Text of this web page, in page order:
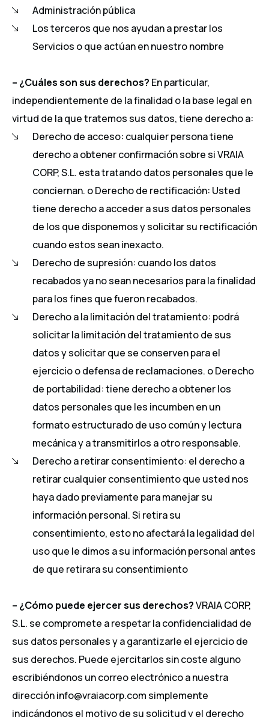
Administración pública
Los terceros que nos ayudan a prestar los
Servicios o que actúan en nuestro nombre
– ¿Cuáles son sus derechos? En particular,
independientemente de la finalidad o la base legal en
virtud de la que tratemos sus datos, tiene derecho a:
Derecho de acceso: cualquier persona tiene
derecho a obtener confirmación sobre si VRAIA
CORP, S.L. esta tratando datos personales que le
conciernan. o Derecho de rectificación: Usted
tiene derecho a acceder a sus datos personales
de los que disponemos y solicitar su rectificación
cuando estos sean inexacto.
Derecho de supresión: cuando los datos
recabados ya no sean necesarios para la finalidad
para los fines que fueron recabados.
Derecho a la limitación del tratamiento: podrá
solicitar la limitación del tratamiento de sus
datos y solicitar que se conserven para el
ejercicio o defensa de reclamaciones. o Derecho
de portabilidad: tiene derecho a obtener los
datos personales que les incumben en un
formato estructurado de uso común y lectura
mecánica y a transmitirlos a otro responsable.
Derecho a retirar consentimiento: el derecho a
retirar cualquier consentimiento que usted nos
haya dado previamente para manejar su
información personal. Si retira su
consentimiento, esto no afectará la legalidad del
uso que le dimos a su información personal antes
de que retirara su consentimiento
– ¿Cómo puede ejercer sus derechos?VRAIA CORP,
S.L. se compromete a respetar la confidencialidad de
sus datos personales y a garantizarle el ejercicio de
sus derechos. Puede ejercitarlos sin coste alguno
escribiéndonos un correo electrónico a nuestra
dirección info@vraiacorp.com simplemente
indicándonos el motivo de su solicitud y el derecho